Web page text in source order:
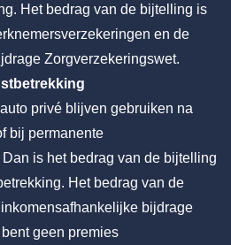
Het bedrag van de bijtelling is
en de
Zorgverzekeringswet.
privé blijven gebruiken na
bij permanente
is het bedrag van de bijtelling
Het bedrag van de
bijdrage
geen premies